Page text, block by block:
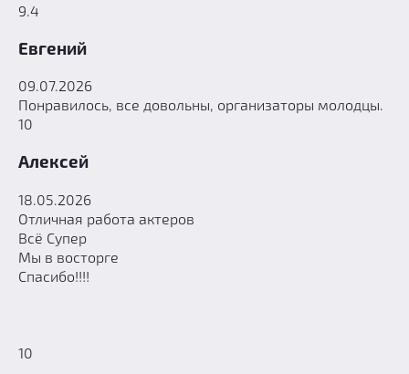
9.4
Евгений
09.07.2026
Понравилось, все довольны, организаторы молодцы.
10
Алексей
18.05.2026
Отличная работа актеров
Всё Супер
Мы в восторге
Спасибо!!!!
10